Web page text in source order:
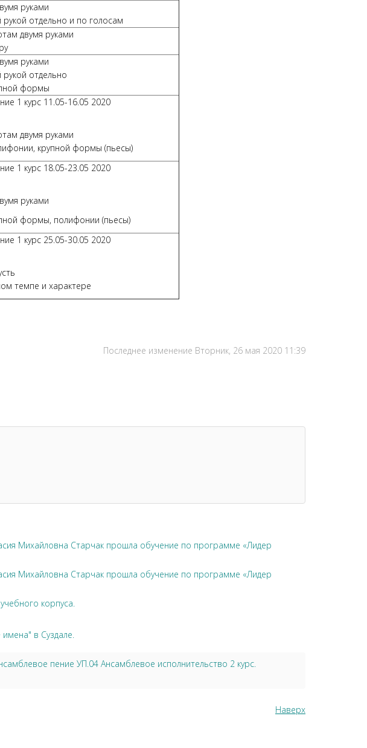
руками
отдельно и по голосам
двумя руками
руками
отдельно
формы
1 курс 11.05-16.05 2020
двумя руками
крупной формы (пьесы)
1 курс 18.05-23.05 2020
руками
формы, полифонии (пьесы)
1 курс 25.05-30.05 2020
темпе и характере
Последнее изменение Вторник, 26 мая 2020 11:39
Михайловна Старчак прошла обучение по программе «Лидер
Михайловна Старчак прошла обучение по программе «Лидер
корпуса.
в Суздале.
пение УП.04 Ансамблевое исполнительство 2 курс.
Наверх